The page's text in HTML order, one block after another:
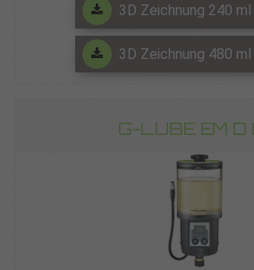
3D Zeichnung 240 ml
3D Zeichnung 480 ml
G-LUBE EM D